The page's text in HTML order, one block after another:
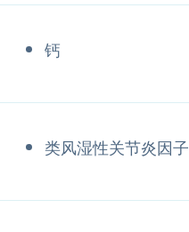
钙
类风湿性关节炎因子